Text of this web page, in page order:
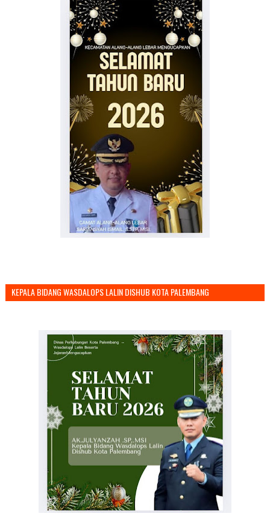
KEPALA BIDANG WASDALOPS LALIN DISHUB KOTA PALEMBANG